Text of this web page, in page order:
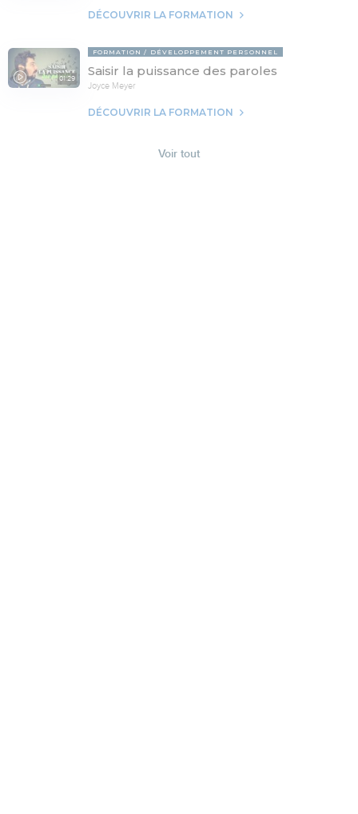
DÉCOUVRIR LA FORMATION
01:29
FORMATION DÉVELOPPEMENT PERSONNEL
Saisir la puissance des paroles
Joyce Meyer
DÉCOUVRIR LA FORMATION
Voir tout